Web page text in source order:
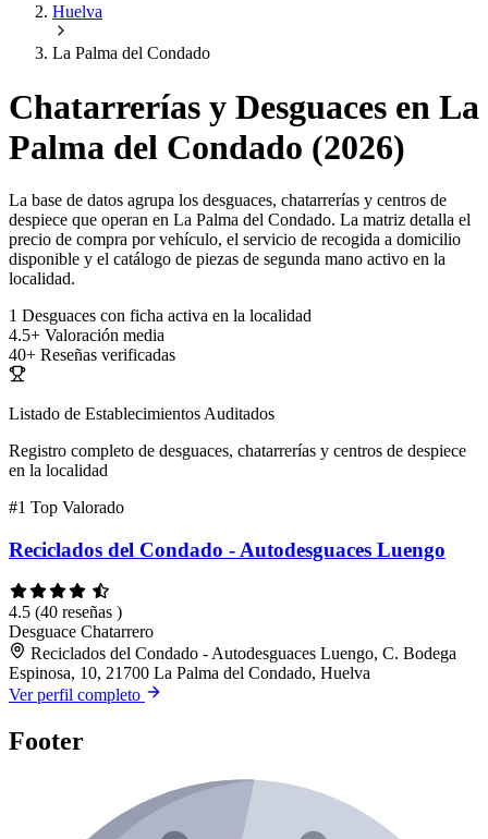
Huelva
La Palma del Condado
Chatarrerías y Desguaces en La
Palma del Condado (2026)
La base de datos agrupa los desguaces, chatarrerías y centros de
despiece que operan en La Palma del Condado. La matriz detalla el
precio de compra por vehículo, el servicio de recogida a domicilio
disponible y el catálogo de piezas de segunda mano activo en la
localidad.
1 Desguaces con ficha activa en la localidad
4.5+ Valoración media
40+ Reseñas verificadas
Listado de Establecimientos Auditados
Registro completo de desguaces, chatarrerías y centros de despiece
en la localidad
#1 Top Valorado
Reciclados del Condado - Autodesguaces Luengo
4.5 (40 reseñas )
Desguace Chatarrero
Reciclados del Condado - Autodesguaces Luengo, C. Bodega
Espinosa, 10, 21700 La Palma del Condado, Huelva
Ver perfil completo
Footer